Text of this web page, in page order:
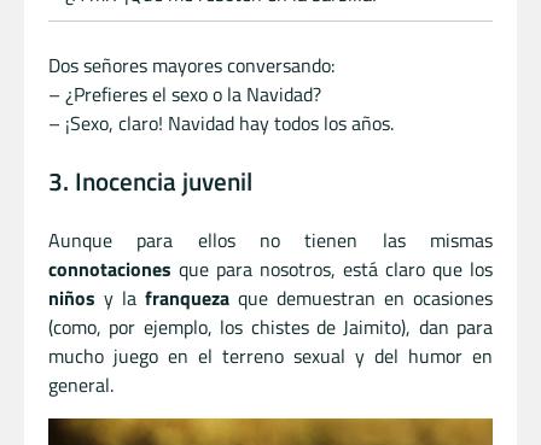
Dos señores mayores conversando:
– ¿Prefieres el sexo o la Navidad?
– ¡Sexo, claro! Navidad hay todos los años.
3. Inocencia juvenil
Aunque para ellos no tienen las mismas
connotaciones que para nosotros, está claro que los
niños y la franqueza que demuestran en ocasiones
(como, por ejemplo, los chistes de Jaimito), dan para
mucho juego en el terreno sexual y del humor en
general.